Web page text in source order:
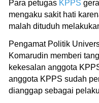
Para petugas KPPS
mengaku sakit hati
malah dituduh
Pengamat Politik
Komarudin memberi
kekesalan anggota
anggota KPPS sudah
dianggap sebagai